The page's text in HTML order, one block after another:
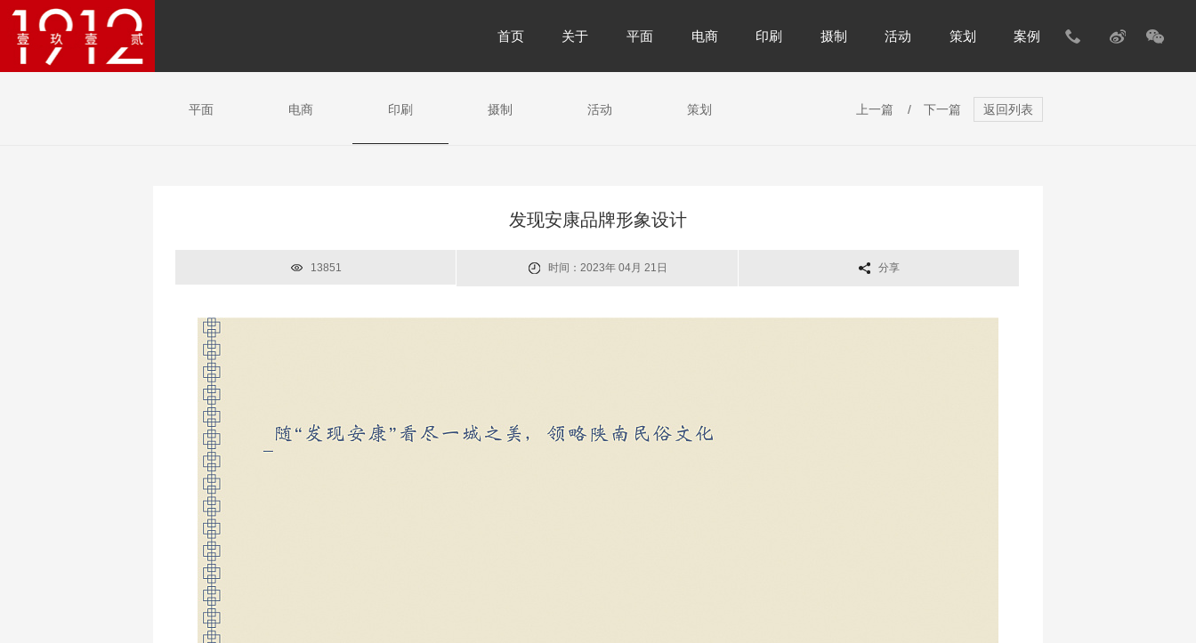
首页 关于 平面 电商 印刷 摄制 活动 策划 案例
上一篇 / 下一篇 返回列表
平面 电商 印刷 摄制 活动 策划
发现安康品牌形象设计
13851 时间：2023年 04月 21日 分享